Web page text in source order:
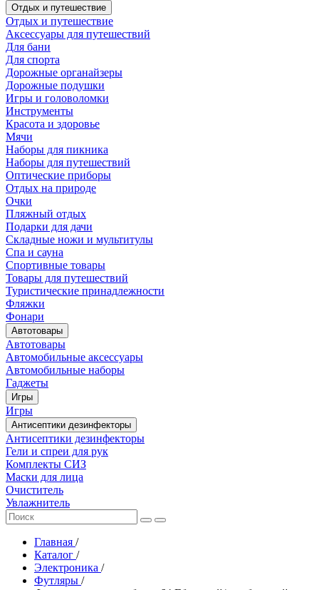
Отдых и путешествие
Отдых и путешествие
Аксессуары для путешествий
Для бани
Для спорта
Дорожные органайзеры
Дорожные подушки
Игры и головоломки
Инструменты
Красота и здоровье
Мячи
Наборы для пикника
Наборы для путешествий
Оптические приборы
Отдых на природе
Очки
Пляжный отдых
Подарки для дачи
Складные ножи и мультитулы
Спа и сауна
Спортивные товары
Товары для путешествий
Туристические принадлежности
Фляжки
Фонари
Автотовары
Автотовары
Автомобильные аксессуары
Автомобильные наборы
Гаджеты
Игры
Игры
Антисептики дезинфекторы
Антисептики дезинфекторы
Гели и спреи для рук
Комплекты СИЗ
Маски для лица
Очиститель
Увлажнитель
Главная /
Каталог /
Электроника /
Футляры /